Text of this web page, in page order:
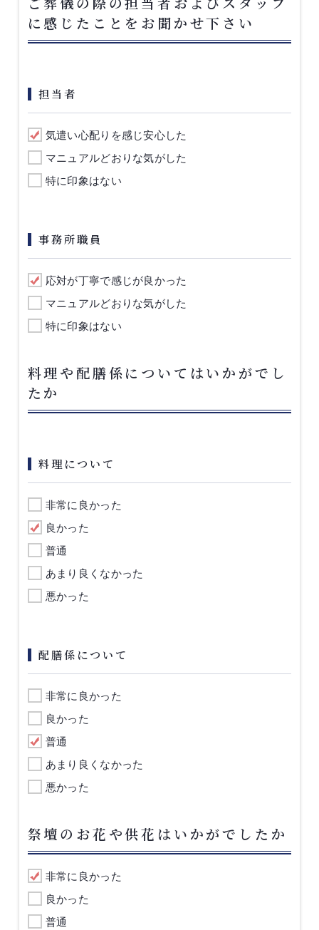
に感じたことをお聞かせ下さい
担当者
気遣い心配りを感じ安心した
マニュアルどおりな気がした
特に印象はない
事務所職員
応対が丁寧で感じが良かった
マニュアルどおりな気がした
特に印象はない
料理や配膳係についてはいかがでし
たか
料理について
非常に良かった
良かった
普通
あまり良くなかった
悪かった
配膳係について
非常に良かった
良かった
普通
あまり良くなかった
悪かった
祭壇のお花や供花はいかがでしたか
非常に良かった
良かった
普通